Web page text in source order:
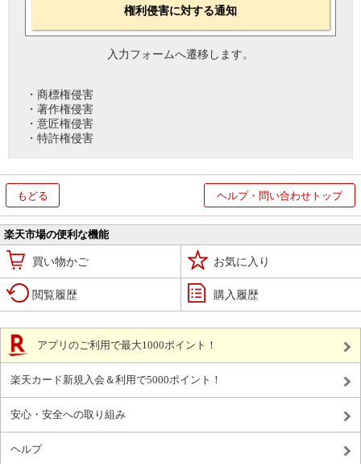
権利侵害に対する通知
入力フォームへ遷移します。
・商標権侵害
・著作権侵害
・意匠権侵害
・特許権侵害
もどる ヘルプ・問い合わせトップ
楽天市場の便利な機能
買い物かご お気に入り
閲覧履歴 購入履歴
アプリのご利用で最大1000ポイント！
楽天カード新規入会＆利用で5000ポイント！
安心・安全への取り組み
ヘルプ